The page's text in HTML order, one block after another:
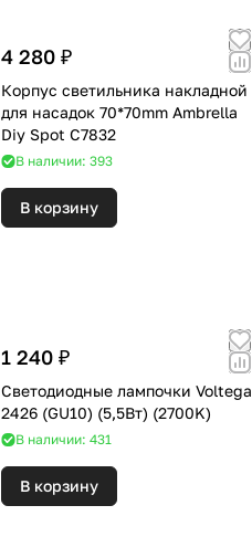
4 280 ₽
Корпус светильника накладной
для насадок 70*70mm Ambrella
Diy Spot C7832
В наличии: 393
В корзину
1 240 ₽
Светодиодные лампочки Voltega
2426 (GU10) (5,5Вт) (2700K)
В наличии: 431
В корзину